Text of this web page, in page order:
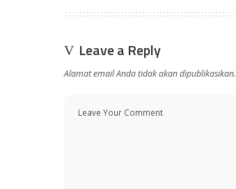
Leave a Reply
Alamat email Anda tidak akan dipublikasikan.